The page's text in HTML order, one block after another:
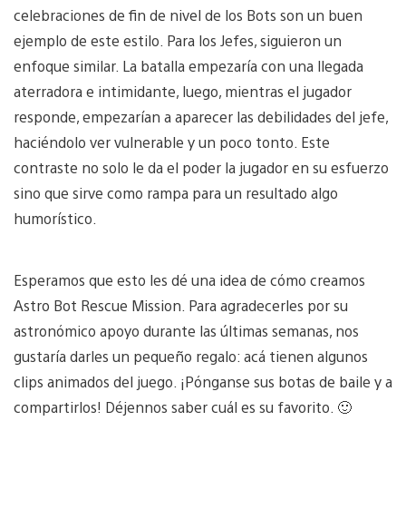
celebraciones de fin de nivel de los Bots son un buen
ejemplo de este estilo. Para los Jefes, siguieron un
enfoque similar. La batalla empezaría con una llegada
aterradora e intimidante, luego, mientras el jugador
responde, empezarían a aparecer las debilidades del jefe,
haciéndolo ver vulnerable y un poco tonto. Este
contraste no solo le da el poder la jugador en su esfuerzo
sino que sirve como rampa para un resultado algo
humorístico.
Esperamos que esto les dé una idea de cómo creamos
Astro Bot Rescue Mission. Para agradecerles por su
astronómico apoyo durante las últimas semanas, nos
gustaría darles un pequeño regalo: acá tienen algunos
clips animados del juego. ¡Pónganse sus botas de baile y a
compartirlos! Déjennos saber cuál es su favorito. 🙂